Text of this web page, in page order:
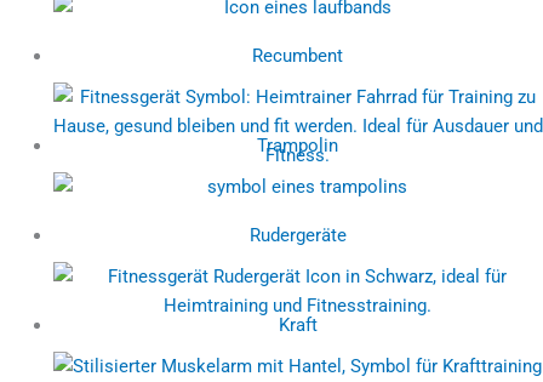
Recumbent
Trampolin
Rudergeräte
Kraft